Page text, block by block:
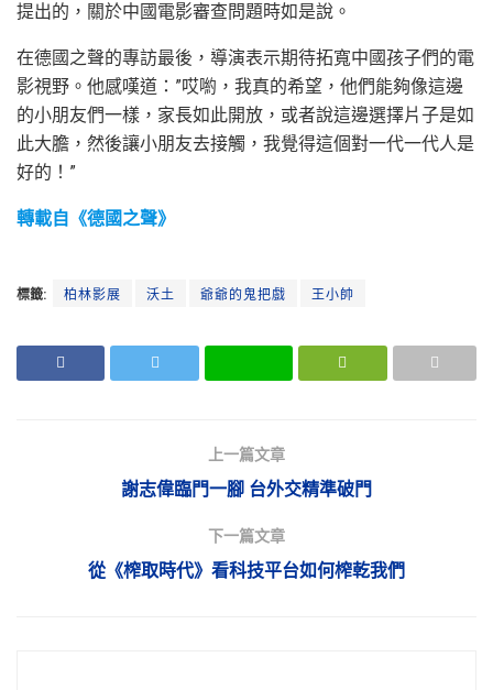
提出的，關於中國電影審查問題時如是說。
在德國之聲的專訪最後，導演表示期待拓寬中國孩子們的電
影視野。他感嘆道：”哎喲，我真的希望，他們能夠像這邊
的小朋友們一樣，家長如此開放，或者說這邊選擇片子是如
此大膽，然後讓小朋友去接觸，我覺得這個對一代一代人是
好的！”
轉載自《德國之聲》
標籤: 柏林影展 沃土 爺爺的鬼把戲 王小帥
上一篇文章
謝志偉臨門一腳 台外交精準破門
下一篇文章
從《榨取時代》看科技平台如何榨乾我們